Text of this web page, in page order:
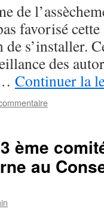
de
favorisé
s’installer.
des
Continuer la
ème
au